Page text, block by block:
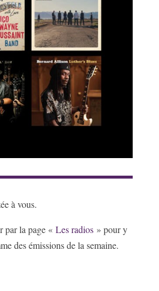
à vous.
par la page « Les radios» pour y
des émissions de la semaine.